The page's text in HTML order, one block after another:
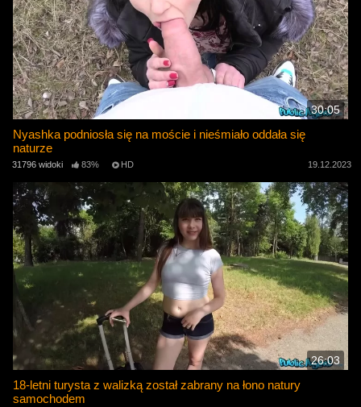
30:05
Nyashka podniosła się na moście i nieśmiało oddała się
naturze
31796 widoki 83% HD 19.12.2023
26:03
18-letni turysta z walizką został zabrany na łono natury
samochodem